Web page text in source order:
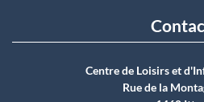
Centre de Loisirs et
Rue de la